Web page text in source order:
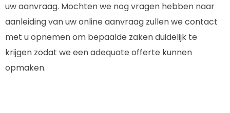
uw aanvraag. Mochten we nog vragen hebben naar
aanleiding van uw online aanvraag zullen we contact
met u opnemen om bepaalde zaken duidelijk te
krijgen zodat we een adequate offerte kunnen
opmaken.